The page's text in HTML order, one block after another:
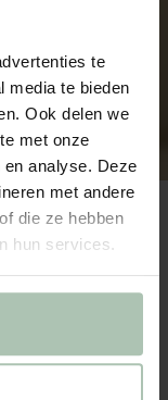
te
media te bieden
Ook delen we
met onze
analyse. Deze
met andere
die ze hebben
hun services.
met embroidery